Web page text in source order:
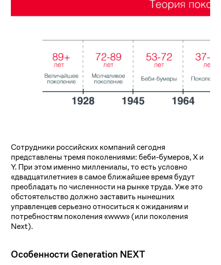
Сотрудники российских компаний сегодня
представлены тремя поколениями: беби-бумеров, Х и
Y. При этом именно миллениалы, то есть условно
«двадцатилетние» в самое ближайшее время будут
преобладать по численности на рынке труда. Уже это
обстоятельство должно заставить нынешних
управленцев серьезно относиться к ожиданиям и
потребностям поколения «www» (или поколения
Next).
Особенности Generation NEXT